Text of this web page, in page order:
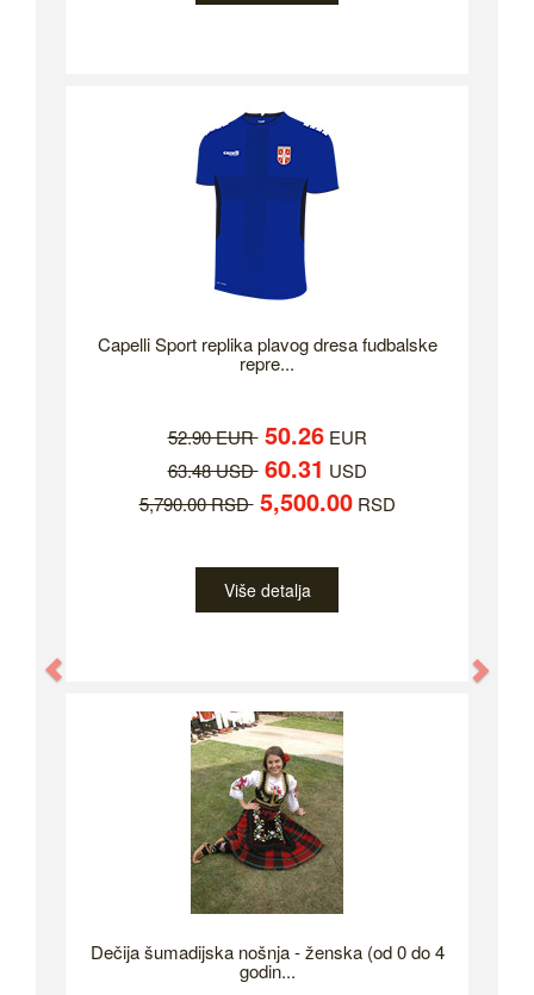
Capelli Sport replika plavog dresa fudbalske
repre...
52.90 EUR 50.26EUR
63.48 USD 60.31 USD
5,790.00 RSD 5,500.00RSD
Više detalja
Dečija šumadijska nošnja - ženska (od 0 do 4
godin...